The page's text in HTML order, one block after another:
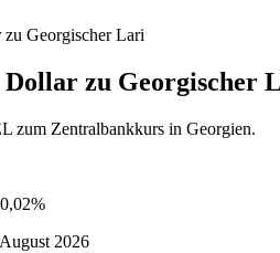
Georgischer Lari
zu Georgischer
zum Zentralbankkurs in Georgien.
2026